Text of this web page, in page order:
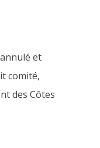
et
comité,
des Côtes